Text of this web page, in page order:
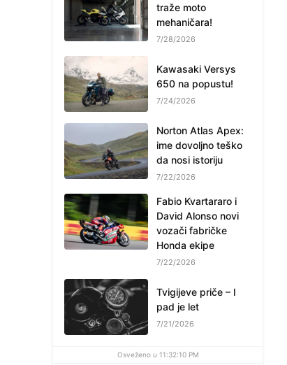
traže moto
mehaničara!
7/28/2026
Kawasaki Versys
650 na popustu!
7/24/2026
Norton Atlas Apex:
ime dovoljno teško
da nosi istoriju
7/22/2026
Fabio Kvartararo i
David Alonso novi
vozači fabričke
Honda ekipe
7/22/2026
Tvigijeve priče – I
pad je let
7/21/2026
Osveženo u 11:32:10 PM